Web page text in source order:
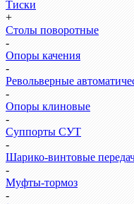
Тиски
+
Столы поворотные
-
Опоры качения
-
Револьверные
-
Опоры клиновые
-
Суппорты СУТ
-
Шарико-винтовые
-
Муфты-тормоз
-